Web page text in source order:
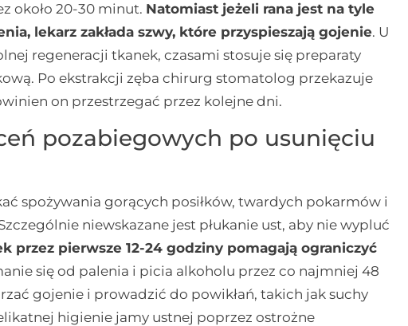
około 20-30 minut. Natomiast jeżeli rana jest na tyle
lekarz zakłada szwy, które przyspieszają gojenie. U
regeneracji tkanek, czasami stosuje się preparaty
Po ekstrakcji zęba chirurg stomatolog przekazuje
on przestrzegać przez kolejne dni.
pozabiegowych po usunięciu
spożywania gorących posiłków, twardych pokarmów i
niewskazane jest płukanie ust, aby nie wypluć
przez pierwsze 12-24 godziny pomagają ograniczyć
się od palenia i picia alkoholu przez co najmniej 48
gojenie i prowadzić do powikłań, takich jak suchy
higienie jamy ustnej poprzez ostrożne